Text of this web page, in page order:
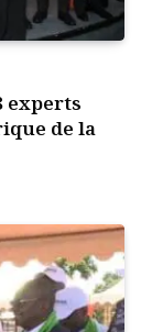
experts
de la